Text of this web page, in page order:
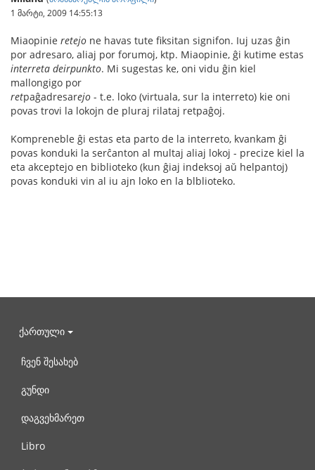
1 მარტი, 2009 14:55:13
Miaopinie retejo ne havas tute fiksitan signifon. Iuj uzas ĝin
por adresaro, aliaj por forumoj, ktp. Miaopinie, ĝi kutime estas
interreta deirpunkto. Mi sugestas ke, oni vidu ĝin kiel
mallongigo por
retpaĝadresarejo - t.e. loko (virtuala, sur la interreto) kie oni
povas trovi la lokojn de pluraj rilataj retpaĝoj.
Kompreneble ĝi estas eta parto de la interreto, kvankam ĝi
povas konduki la serĉanton al multaj aliaj lokoj - precize kiel la
eta akceptejo en biblioteko (kun ĝiaj indeksoj aŭ helpantoj)
povas konduki vin al iu ajn loko en la blblioteko.
ქართული
ჩვენ შესახებ
გუნდი
დაგვეხმარეთ
Libro